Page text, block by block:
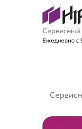
Сервисный
Ежедневно с